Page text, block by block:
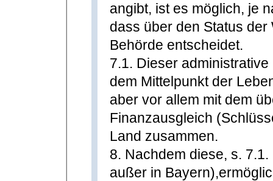
angibt, ist es möglich, je
dass über den Status
Behörde entscheidet.
7.1. Dieser
dem Mittelpunkt der
aber vor allem mit dem
Finanzausgleich
Land zusammen.
8. Nachdem diese, s.
außer in